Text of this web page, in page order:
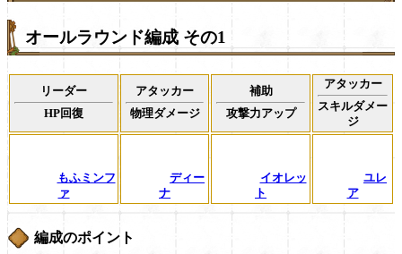
オールラウンド編成 その1
リーダー
HP回復
アタッカー
物理ダメージ
補助
攻撃力アップ
アタッカー
スキルダメー
ジ
もふミンフ
ァ
ディー
ナ
イオレッ
ト
ユレ
ア
編成のポイント